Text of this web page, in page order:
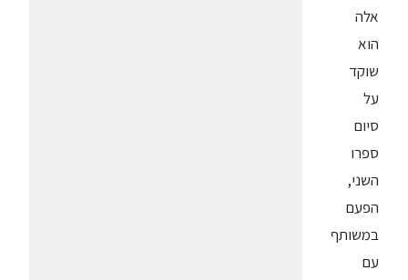
אלה
הוא
שוקד
על
סיום
ספרו
השני,
הפעם
במשותף
עם